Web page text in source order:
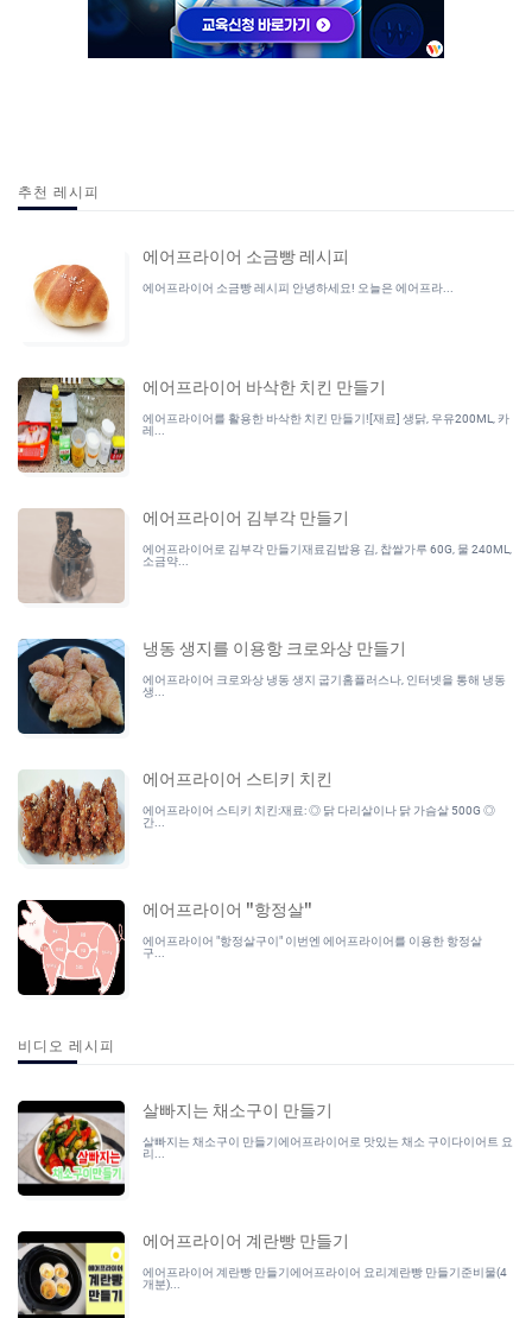
추천 레시피
에어프라이어 소금빵 레시피
에어프라이어 소금빵 레시피 안녕하세요! 오늘은 에어프라...
에어프라이어 바삭한 치킨 만들기
에어프라이어를 활용한 바삭한 치킨 만들기![재료] 생닭, 우유200ML, 카
레...
에어프라이어 김부각 만들기
에어프라이어로 김부각 만들기재료김밥용 김, 찹쌀가루 60G, 물 240ML,
소금약...
냉동 생지를 이용항 크로와상 만들기
에어프라이어 크로와상 냉동 생지 굽기홈플러스나, 인터넷을 통해 냉동
생...
에어프라이어 스티키 치킨
에어프라이어 스티키 치킨:재료: ◎ 닭 다리살이나 닭 가슴살 500G ◎
간...
에어프라이어 "항정살"
에어프라이어 "항정살구이" 이번엔 에어프라이어를 이용한 항정살
구...
비디오 레시피
살빠지는 채소구이 만들기
살빠지는 채소구이 만들기에어프라이어로 맛있는 채소 구이다이어트 요
리...
에어프라이어 계란빵 만들기
에어프라이어 계란빵 만들기에어프라이어 요리계란빵 만들기준비물(4
개분)...